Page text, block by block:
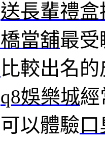
送長輩禮盒
當舖最受
比較出名
q8娛樂城經
以體驗